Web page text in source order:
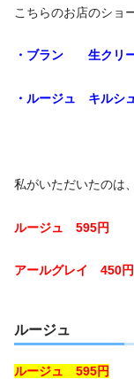
こちらのお店のショ
・ブラン 生クリー
・ルージュ キルシ
私がいただいたのは、
ルージュ 595円
アールグレイ 450円
ルージュ
ルージュ 595円